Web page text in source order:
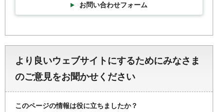
お問い合わせフォーム
より良いウェブサイトにするためにみなさま
のご意見をお聞かせください
このページの情報は役に立ちましたか？